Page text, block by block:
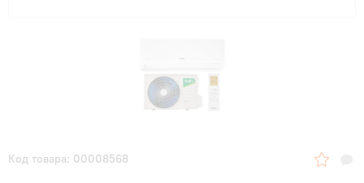
Код товара: 00008568